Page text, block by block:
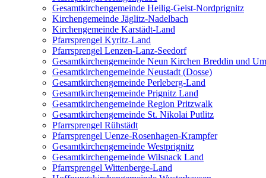
Gesamtkirchengemeinde Heilig-Geist-Nordprignitz
Kirchengemeinde Jäglitz-Nadelbach
Kirchengemeinde Karstädt-Land
Pfarrsprengel Kyritz-Land
Pfarrsprengel Lenzen-Lanz-Seedorf
Gesamtkirchengemeinde Neun Kirchen Breddin und
Gesamtkirchengemeinde Neustadt (Dosse)
Gesamtkirchengemeinde Perleberg-Land
Gesamtkirchengemeinde Prignitz Land
Gesamtkirchengemeinde Region Pritzwalk
Gesamtkirchengemeinde St. Nikolai Putlitz
Pfarrsprengel Rühstädt
Pfarrsprengel Uenze-Rosenhagen-Krampfer
Gesamtkirchengemeinde Westprignitz
Gesamtkirchengemeinde Wilsnack Land
Pfarrsprengel Wittenberge-Land